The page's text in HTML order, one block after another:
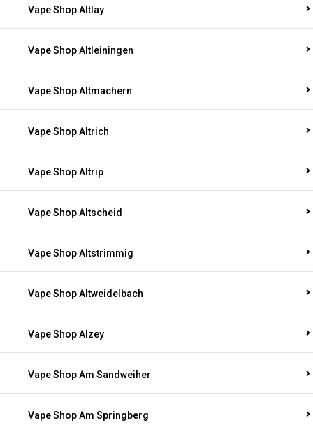
Vape Shop Altlay
Vape Shop Altleiningen
Vape Shop Altmachern
Vape Shop Altrich
Vape Shop Altrip
Vape Shop Altscheid
Vape Shop Altstrimmig
Vape Shop Altweidelbach
Vape Shop Alzey
Vape Shop Am Sandweiher
Vape Shop Am Springberg